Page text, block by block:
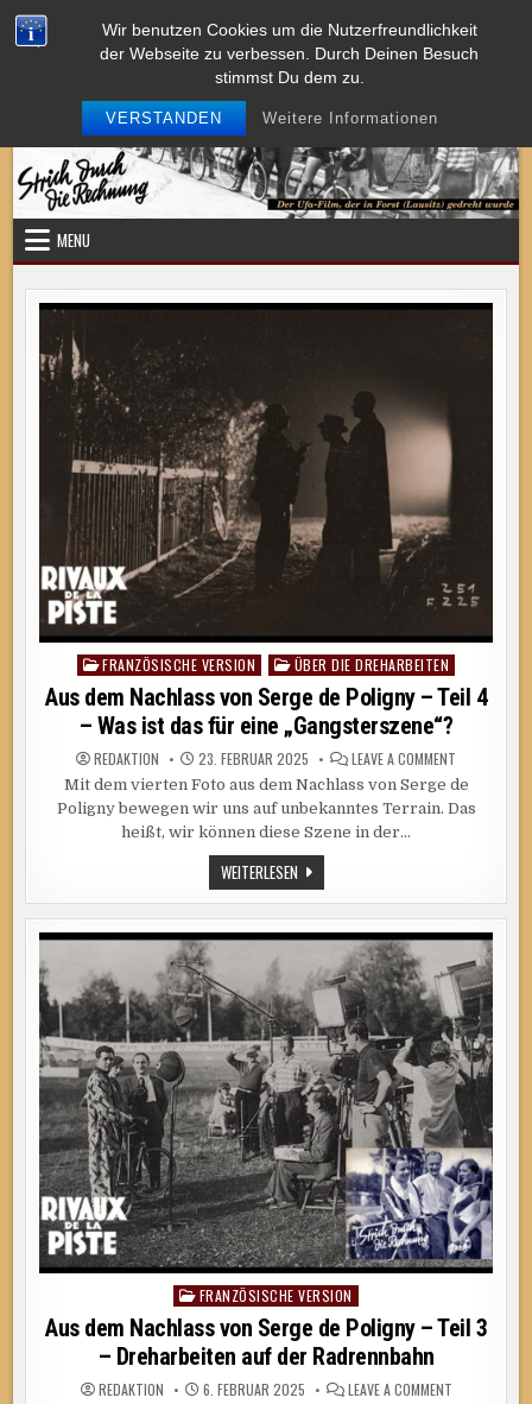
Wir benutzen Cookies um die Nutzerfreundlichkeit
der Webseite zu verbessen. Durch Deinen Besuch
stimmst Du dem zu.
VERSTANDEN Weitere Informationen
Skip
Strich durch die Rechnung
MENU
Posted
in
FRANZÖSISCHE VERSION ÜBER DIE DREHARBEITEN
Aus dem Nachlass von Serge de Poligny – Teil 4
– Was ist das für eine „Gangsterszene“?
REDAKTION 23. FEBRUAR 2025 LEAVE A COMMENT
DEM
NACHLASS
VON
4
WAS
IST
DAS
FÜR
EINE
Mit dem vierten Foto aus dem Nachlass von Serge de
Poligny bewegen wir uns auf unbekanntes Terrain. Das
heißt, wir können diese Szene in der…
WEITERLESENAUS
DEM
NACHLASS
VON
SERGE
DE
POLIGNY
–
TEIL
4
–
WAS
IST
DAS
FÜR
EINE
„GANGSTERSZENE“?
Posted
in
FRANZÖSISCHE VERSION
Aus dem Nachlass von Serge de Poligny – Teil 3
– Dreharbeiten auf der Radrennbahn
REDAKTION 6. FEBRUAR 2025 LEAVE A COMMENTON